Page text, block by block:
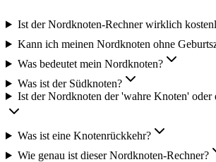
Ist der Nordknoten-Rechner wirklich
Kann ich meinen Nordknoten ohne
Was bedeutet mein Nordknoten?
Was ist der Südknoten?
Ist der Nordknoten der 'wahre Knoten' oder
Was ist eine Knotenrückkehr?
Wie genau ist dieser Nordknoten-Rechner?